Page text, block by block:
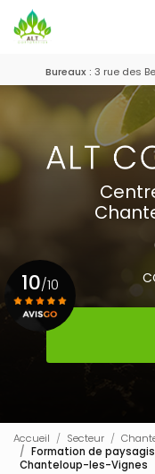
au
contenu
Bureaux : 3 rue des
10/10
Accueil Secteur
Formation de
Chanteloup-les-Vignes